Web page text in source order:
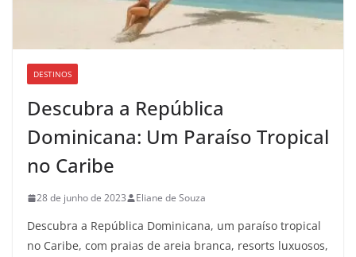
DESTINOS
Descubra a República
Dominicana: Um Paraíso Tropical
no Caribe
28 de junho de 2023 Eliane de Souza
Descubra a República Dominicana, um paraíso tropical
no Caribe, com praias de areia branca, resorts luxuosos,